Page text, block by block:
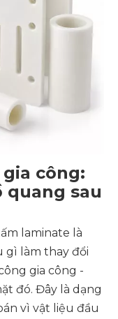
công:
quang sau
laminate là
gì làm thay đổi
gia công -
đó. Đây là dạng
vì vật liệu đầu